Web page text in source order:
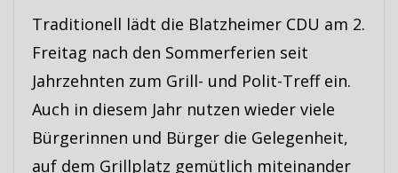
Traditionell lädt die Blatzheimer CDU am 2.
Freitag nach den Sommerferien seit
Jahrzehnten zum Grill- und Polit-Treff ein.
Auch in diesem Jahr nutzen wieder viele
Bürgerinnen und Bürger die Gelegenheit,
auf dem Grillplatz gemütlich miteinander